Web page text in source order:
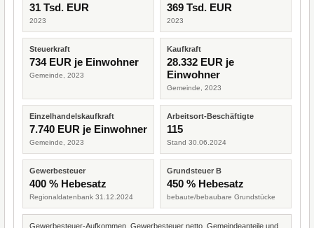
31 Tsd. EUR
2023
369 Tsd. EUR
2023
Steuerkraft
734 EUR je Einwohner
Gemeinde, 2023
Kaufkraft
28.332 EUR je
Einwohner
Gemeinde, 2023
Einzelhandelskaufkraft
7.740 EUR je Einwohner
Gemeinde, 2023
Arbeitsort-Beschäftigte
115
Stand 30.06.2024
Gewerbesteuer
400 % Hebesatz
Regionaldatenbank 31.12.2024
Grundsteuer B
450 % Hebesatz
bebaute/bebaubare Grundstücke
Gewerbesteuer-Aufkommen, Gewerbesteuer netto, Gemeindeanteile und